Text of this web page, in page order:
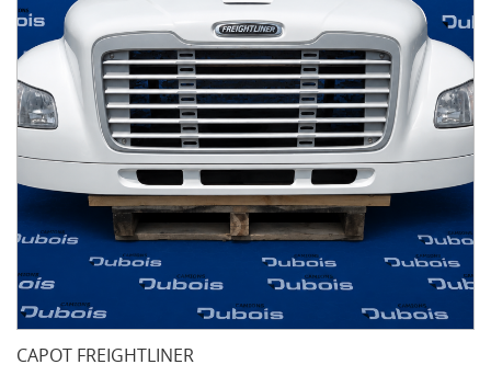
CAPOT FREIGHTLINER